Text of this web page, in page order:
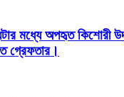
মধ্যে অপহৃত কিশোরী
গ্রেফতার।